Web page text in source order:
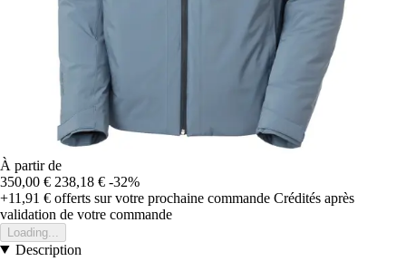
À partir de
350,00 € 238,18 € -32%
+11,91 € offerts sur votre prochaine commande Crédités après
validation de votre commande
Loading...
Description